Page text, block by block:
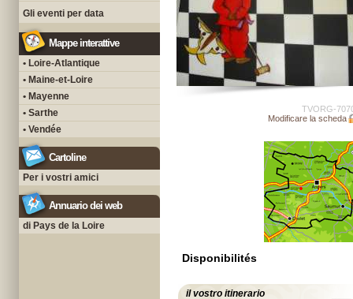
Gli eventi per data
Mappe interattive
• Loire-Atlantique
• Maine-et-Loire
• Mayenne
• Sarthe
• Vendée
Cartoline
Per i vostri amici
Annuario dei web
di Pays de la Loire
TVORG-
Modificare la scheda
Disponibilités
il vostro itinerario